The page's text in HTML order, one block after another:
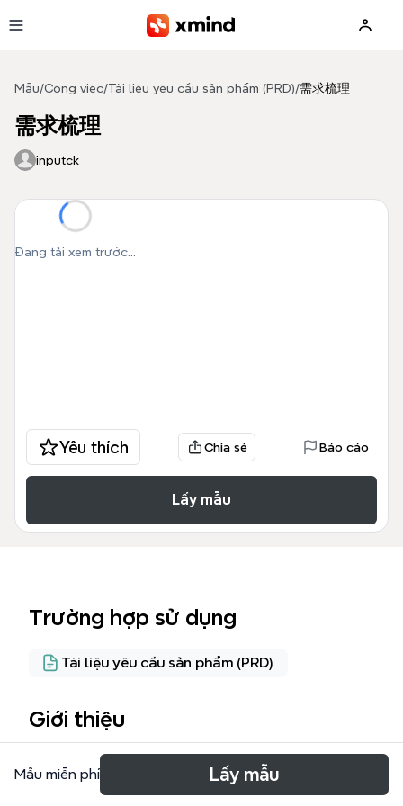
Mẫu/Công việc/Tài liệu yêu cầu sản phẩm (PRD)/需求梳理
需求梳理
inputck
Đang tải xem trước...
Yêu thích Chia sẻ Báo cáo
Lấy mẫu
Trường hợp sử dụng
Tài liệu yêu cầu sản phẩm (PRD)
Giới thiệu
需求梳理思维导图模板专为产品经理和交互设计师设
计，覆盖了体脂秤App的完整功能模块，包含首页、消
Mẫu miễn phí Lấy mẫu